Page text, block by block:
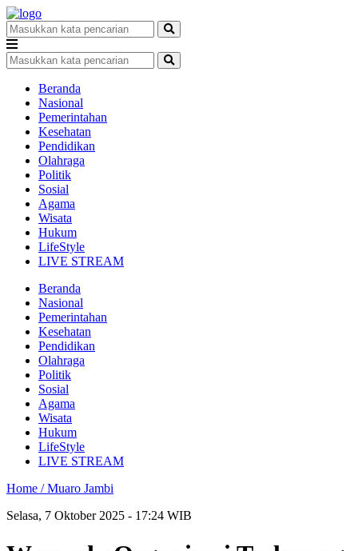
Beranda
Nasional
Pemerintahan
Kesehatan
Pendidikan
Olahraga
Politik
Sosial
Agama
Wisata
Hukum
LifeStyle
LIVE STREAM
Beranda
Nasional
Pemerintahan
Kesehatan
Pendidikan
Olahraga
Politik
Sosial
Agama
Wisata
Hukum
LifeStyle
LIVE STREAM
Home /Muaro Jambi
Selasa, 7 Oktober 2025 - 17:24 WIB